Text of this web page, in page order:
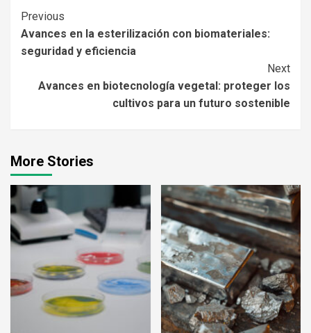
Continue
Reading
Previous
Avances en la esterilización con biomateriales:
seguridad y eficiencia
Next
Avances en biotecnología vegetal: proteger los
cultivos para un futuro sostenible
More Stories